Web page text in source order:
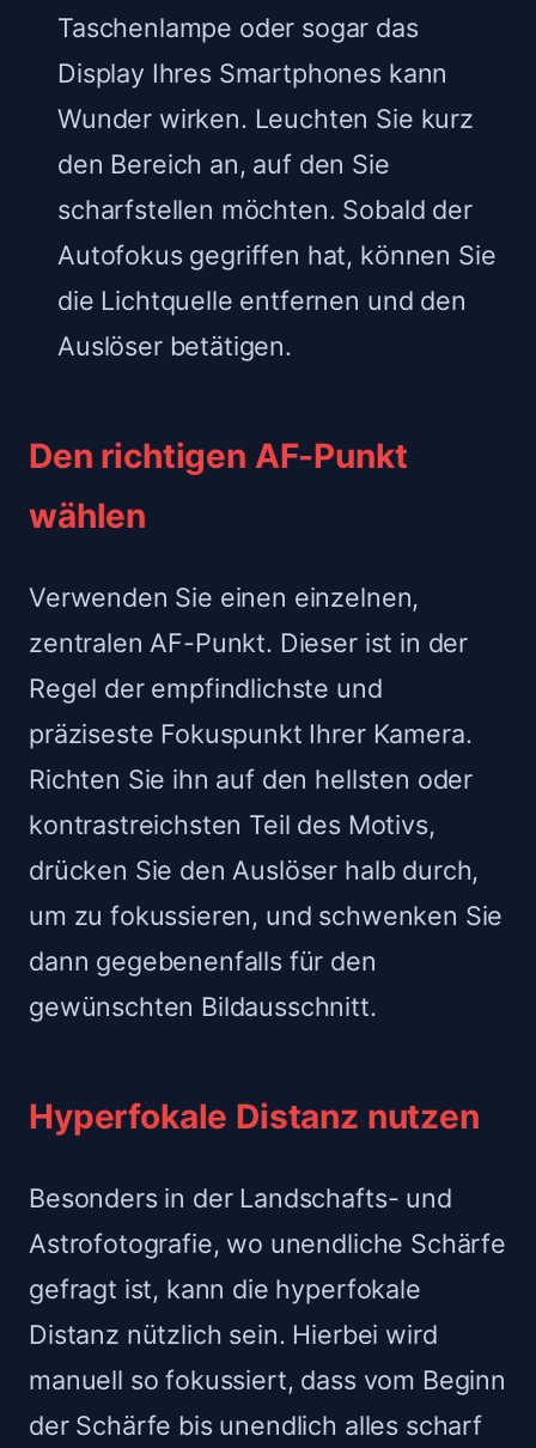
Taschenlampe oder sogar das
Display Ihres Smartphones kann
Wunder wirken. Leuchten Sie kurz
den Bereich an, auf den Sie
scharfstellen möchten. Sobald der
Autofokus gegriffen hat, können Sie
die Lichtquelle entfernen und den
Auslöser betätigen.
Den richtigen AF-Punkt
wählen
Verwenden Sie einen einzelnen,
zentralen AF-Punkt. Dieser ist in der
Regel der empfindlichste und
präziseste Fokuspunkt Ihrer Kamera.
Richten Sie ihn auf den hellsten oder
kontrastreichsten Teil des Motivs,
drücken Sie den Auslöser halb durch,
um zu fokussieren, und schwenken Sie
dann gegebenenfalls für den
gewünschten Bildausschnitt.
Hyperfokale Distanz nutzen
Besonders in der Landschafts- und
Astrofotografie, wo unendliche Schärfe
gefragt ist, kann die hyperfokale
Distanz nützlich sein. Hierbei wird
manuell so fokussiert, dass vom Beginn
der Schärfe bis unendlich alles scharf